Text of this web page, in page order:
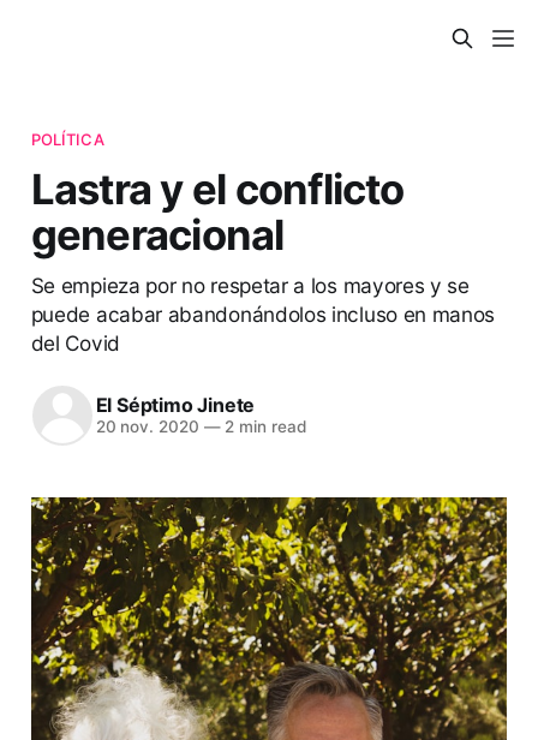
POLÍTICA
Lastra y el conflicto
generacional
Se empieza por no respetar a los mayores y se
puede acabar abandonándolos incluso en manos
del Covid
El Séptimo Jinete
20 nov. 2020 —2 min read